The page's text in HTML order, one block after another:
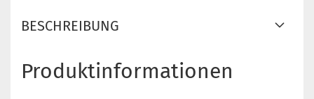
BESCHREIBUNG
Produktinformationen